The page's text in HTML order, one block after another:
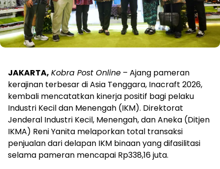
JAKARTA, Kobra Post Online – Ajang pameran
kerajinan terbesar di Asia Tenggara, Inacraft 2026,
kembali mencatatkan kinerja positif bagi pelaku
Industri Kecil dan Menengah (IKM). Direktorat
Jenderal Industri Kecil, Menengah, dan Aneka (Ditjen
IKMA) Reni Yanita melaporkan total transaksi
penjualan dari delapan IKM binaan yang difasilitasi
selama pameran mencapai Rp338,16 juta.